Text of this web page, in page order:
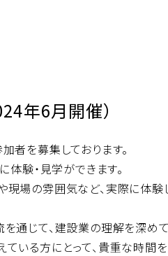
年6月開催）
者を募集しております。
体験・見学ができます。
場の雰囲気など、実際に体験
通じて、建設業の理解を深め
いる方にとって、貴重な時間